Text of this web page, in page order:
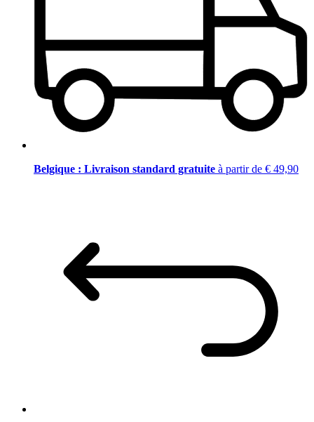
Belgique : Livraison standard gratuite à partir de € 49,90